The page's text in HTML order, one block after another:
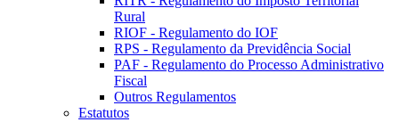
Rural
RIOF - Regulamento do IOF
RPS - Regulamento da Previdência Social
PAF - Regulamento do Processo Administrativo
Fiscal
Outros Regulamentos
Estatutos